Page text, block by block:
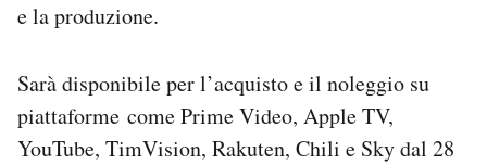
e la produzione.
Sarà disponibile per l’acquisto e il noleggio su
piattaforme come Prime Video, Apple TV,
YouTube, TimVision, Rakuten, Chili e Sky dal 28